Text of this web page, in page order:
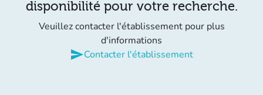
disponibilité pour votre recherche.
Veuillez contacter l'établissement pour plus
d'informations
sendContacter l'établissement